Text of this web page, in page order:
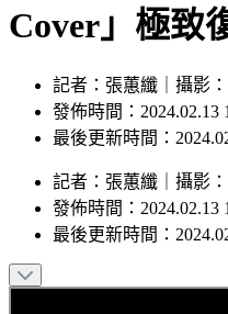
Cover」極致
記者：張蕙纖｜攝影
發佈時間：2024.02.13
最後更新時間：
記者 ： 張蕙纖 攝影 ：
發佈時間： 2024.02.13
最後更新時間：